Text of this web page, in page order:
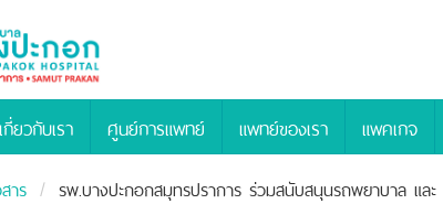
เกี่ยวกับเรา ศูนย์การแพทย์ แพทย์ของเรา แพคเกจ
าร รพ.บางปะกอกสมุทรปราการ ร่วมสนับสนุนรถพยาบาล แล